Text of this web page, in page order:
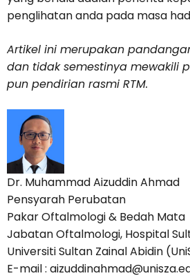
penglihatan anda pada masa
Artikel ini merupakan
dan tidak semestinya mewakili
pun pendirian rasmi RTM.
Dr. Muhammad Aizuddin Ahmad
Pensyarah Perubatan
Pakar Oftalmologi & Bedah Mata
Jabatan Oftalmologi, Hospital
Universiti Sultan Zainal Abidin
E-mail :